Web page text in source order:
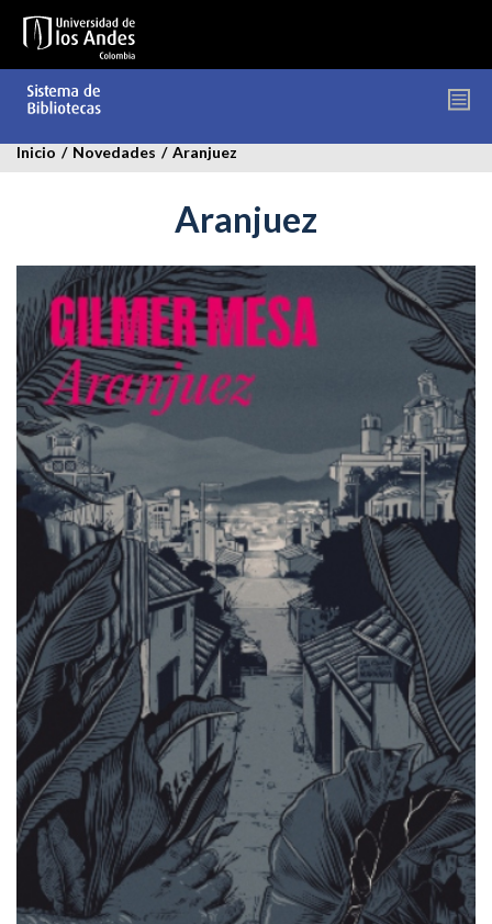
contenido
Inicio / Novedades / Aranjuez
Aranjuez
aranjuez.jpg